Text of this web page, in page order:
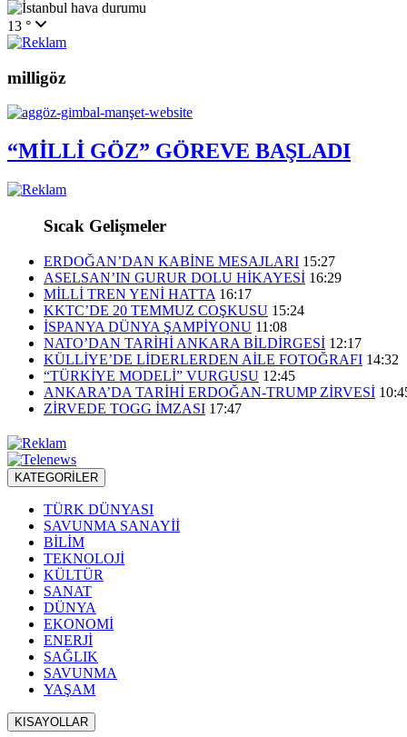
13 °
milligöz
“MİLLİ GÖZ” GÖREVE BAŞLADI
Sıcak Gelişmeler
ERDOĞAN’DAN KABİNE MESAJLARI 15:27
ASELSAN’IN GURUR DOLU HİKAYESİ 16:29
MİLLİ TREN YENİ HATTA 16:17
KKTC’DE 20 TEMMUZ COŞKUSU 15:24
İSPANYA DÜNYA ŞAMPİYONU 11:08
NATO’DAN TARİHİ ANKARA BİLDİRGESİ 12:17
KÜLLİYE’DE LİDERLERDEN AİLE FOTOĞRAFI 14:32
“TÜRKİYE MODELİ” VURGUSU 12:45
ANKARA’DA TARİHİ ERDOĞAN-TRUMP ZİRVESİ
ZİRVEDE TOGG İMZASI 17:47
KATEGORİLER
TÜRK DÜNYASI
SAVUNMA SANAYİİ
BİLİM
TEKNOLOJİ
KÜLTÜR
SANAT
DÜNYA
EKONOMİ
ENERJİ
SAĞLIK
SAVUNMA
YAŞAM
KISAYOLLAR